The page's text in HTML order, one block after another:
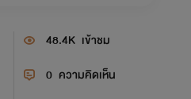
48.4K เข้าชม
0 ความคิดเห็น